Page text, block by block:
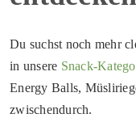
Du suchst noch mehr
in unsere Snack-
Energy Balls,
zwischendurch.